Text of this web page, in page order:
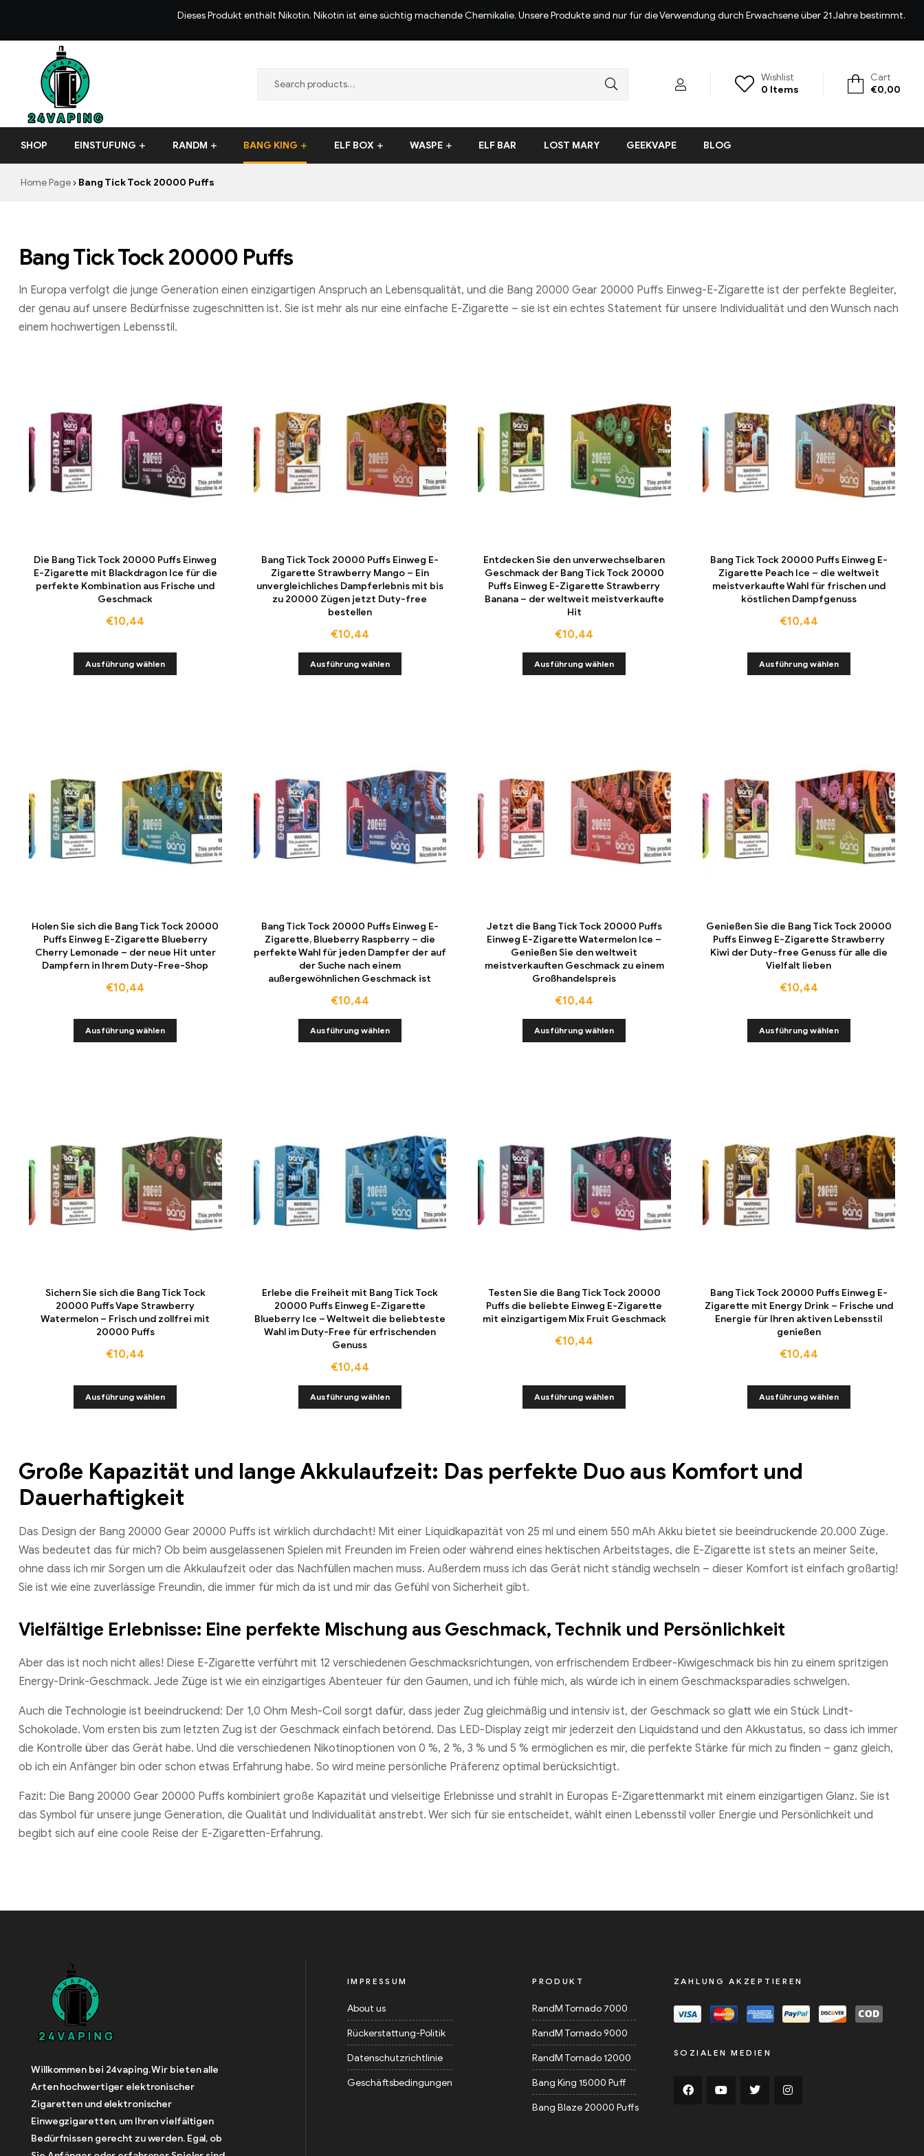
Dieses Produkt enthält Nikotin. Nikotin ist eine süchtig machende Chemikalie. Unsere Produkte sind nur für die Verwendung durch Erwachsene über 21 Jahre bestimmt.
24VAPING.COM
Wishlist
0 Items
Cart
€0,00
SHOP EINSTUFUNG RANDM BANG KING ELF BOX WASPE ELF BAR LOST MARY GEEKVAPE BLOG
Home Page Bang Tick Tock 20000 Puffs
Bang Tick Tock 20000 Puffs
In Europa verfolgt die junge Generation einen einzigartigen Anspruch an Lebensqualität, und die Bang 20000 Gear 20000 Puffs Einweg-E-Zigarette ist der perfekte Begleiter,
der genau auf unsere Bedürfnisse zugeschnitten ist. Sie ist mehr als nur eine einfache E-Zigarette – sie ist ein echtes Statement für unsere Individualität und den Wunsch nach
einem hochwertigen Lebensstil.
Die Bang Tick Tock 20000 Puffs Einweg
E-Zigarette mit Blackdragon Ice für die
perfekte Kombination aus Frische und
Geschmack
€10,44
Ausführung wählen
Bang Tick Tock 20000 Puffs Einweg E-
Zigarette Strawberry Mango – Ein
unvergleichliches Dampferlebnis mit bis
zu 20000 Zügen jetzt Duty-free
bestellen
€10,44
Ausführung wählen
Entdecken Sie den unverwechselbaren
Geschmack der Bang Tick Tock 20000
Puffs Einweg E-Zigarette Strawberry
Banana – der weltweit meistverkaufte
Hit
€10,44
Ausführung wählen
Bang Tick Tock 20000 Puffs Einweg E-
Zigarette Peach Ice – die weltweit
meistverkaufte Wahl für frischen und
köstlichen Dampfgenuss
€10,44
Ausführung wählen
Holen Sie sich die Bang Tick Tock 20000
Puffs Einweg E-Zigarette Blueberry
Cherry Lemonade – der neue Hit unter
Dampfern in Ihrem Duty-Free-Shop
€10,44
Ausführung wählen
Bang Tick Tock 20000 Puffs Einweg E-
Zigarette, Blueberry Raspberry – die
perfekte Wahl für jeden Dampfer der auf
der Suche nach einem
außergewöhnlichen Geschmack ist
€10,44
Ausführung wählen
Jetzt die Bang Tick Tock 20000 Puffs
Einweg E-Zigarette Watermelon Ice –
Genießen Sie den weltweit
meistverkauften Geschmack zu einem
Großhandelspreis
€10,44
Ausführung wählen
Genießen Sie die Bang Tick Tock 20000
Puffs Einweg E-Zigarette Strawberry
Kiwi der Duty-free Genuss für alle die
Vielfalt lieben
€10,44
Ausführung wählen
Sichern Sie sich die Bang Tick Tock
20000 Puffs Vape Strawberry
Watermelon – Frisch und zollfrei mit
20000 Puffs
€10,44
Ausführung wählen
Erlebe die Freiheit mit Bang Tick Tock
20000 Puffs Einweg E-Zigarette
Blueberry Ice – Weltweit die beliebteste
Wahl im Duty-Free für erfrischenden
Genuss
€10,44
Ausführung wählen
Testen Sie die Bang Tick Tock 20000
Puffs die beliebte Einweg E-Zigarette
mit einzigartigem Mix Fruit Geschmack
€10,44
Ausführung wählen
Bang Tick Tock 20000 Puffs Einweg E-
Zigarette mit Energy Drink – Frische und
Energie für Ihren aktiven Lebensstil
genießen
€10,44
Ausführung wählen
Große Kapazität und lange Akkulaufzeit: Das perfekte Duo aus Komfort und
Dauerhaftigkeit
Das Design der Bang 20000 Gear 20000 Puffs ist wirklich durchdacht! Mit einer Liquidkapazität von 25 ml und einem 550 mAh Akku bietet sie beeindruckende 20.000 Züge.
Was bedeutet das für mich? Ob beim ausgelassenen Spielen mit Freunden im Freien oder während eines hektischen Arbeitstages, die E-Zigarette ist stets an meiner Seite,
ohne dass ich mir Sorgen um die Akkulaufzeit oder das Nachfüllen machen muss. Außerdem muss ich das Gerät nicht ständig wechseln – dieser Komfort ist einfach großartig!
Sie ist wie eine zuverlässige Freundin, die immer für mich da ist und mir das Gefühl von Sicherheit gibt.
Vielfältige Erlebnisse: Eine perfekte Mischung aus Geschmack, Technik und Persönlichkeit
Aber das ist noch nicht alles! Diese E-Zigarette verführt mit 12 verschiedenen Geschmacksrichtungen, von erfrischendem Erdbeer-Kiwigeschmack bis hin zu einem spritzigen
Energy-Drink-Geschmack. Jede Züge ist wie ein einzigartiges Abenteuer für den Gaumen, und ich fühle mich, als würde ich in einem Geschmacksparadies schwelgen.
Auch die Technologie ist beeindruckend: Der 1,0 Ohm Mesh-Coil sorgt dafür, dass jeder Zug gleichmäßig und intensiv ist, der Geschmack so glatt wie ein Stück Lindt-
Schokolade. Vom ersten bis zum letzten Zug ist der Geschmack einfach betörend. Das LED-Display zeigt mir jederzeit den Liquidstand und den Akkustatus, so dass ich immer
die Kontrolle über das Gerät habe. Und die verschiedenen Nikotinoptionen von 0 %, 2 %, 3 % und 5 % ermöglichen es mir, die perfekte Stärke für mich zu finden – ganz gleich,
ob ich ein Anfänger bin oder schon etwas Erfahrung habe. So wird meine persönliche Präferenz optimal berücksichtigt.
Fazit: Die Bang 20000 Gear 20000 Puffs kombiniert große Kapazität und vielseitige Erlebnisse und strahlt in Europas E-Zigarettenmarkt mit einem einzigartigen Glanz. Sie ist
das Symbol für unsere junge Generation, die Qualität und Individualität anstrebt. Wer sich für sie entscheidet, wählt einen Lebensstil voller Energie und Persönlichkeit und
begibt sich auf eine coole Reise der E-Zigaretten-Erfahrung.
Willkommen bei 24vaping. Wir bieten alle
Arten hochwertiger elektronischer
Zigaretten und elektronischer
Einwegzigaretten, um Ihren vielfältigen
Bedürfnissen gerecht zu werden. Egal, ob
IMPRESSUM
About us
Rückerstattung-Politik
Datenschutzrichtlinie
Geschäftsbedingungen
PRODUKT
RandM Tornado 7000
RandM Tornado 9000
RandM Tornado 12000
Bang King 15000 Puff
Bang Blaze 20000 Puffs
ZAHLUNG AKZEPTIEREN
SOZIALEN MEDIEN